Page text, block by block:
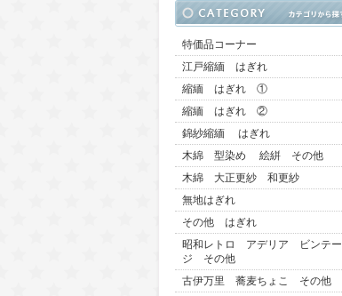
特価品コーナー
江戸縮緬 はぎれ
縮緬 はぎれ ①
縮緬 はぎれ ②
錦紗縮緬 はぎれ
木綿 型染め 絵絣 その他
木綿 大正更紗 和更紗
無地はぎれ
その他 はぎれ
昭和レトロ アデリア ビンテー
ジ その他
古伊万里 蕎麦ちょこ その他